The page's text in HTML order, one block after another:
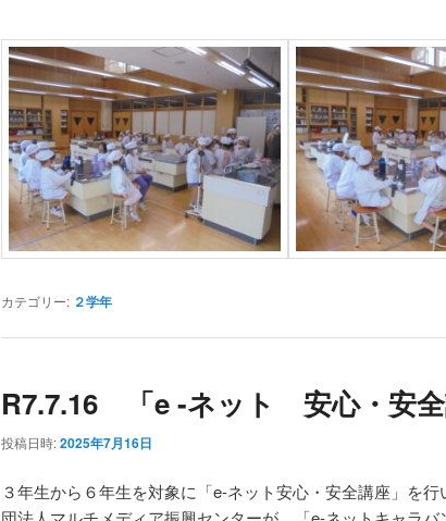
カテゴリー: ２学年
R7.7.16 「e -ネット 安心・安全
投稿日時:2025年7月16日
３年生から６年生を対象に「e-ネット安心・安全講座」を